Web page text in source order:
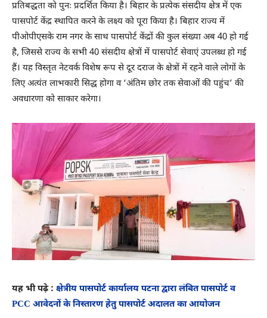
प्रतिबद्धता को पुनः प्रदर्शित किया है। बिहार के प्रत्येक संसदीय क्षेत्र में एक
पासपोर्ट केंद्र स्थापित करने के लक्ष्य को पूरा किया है। बिहार राज्य में
पीओपीएसके राम नगर के साथ पासपोर्ट केंद्रों की कुल संख्या अब 40 हो गई
है, जिससे राज्य के सभी 40 संसदीय क्षेत्रों में पासपोर्ट सेवाएं उपलब्ध हो गई
हैं। यह विस्तृत नेटवर्क विशेष रूप से दूर दराज के क्षेत्रों में रहने वाले लोगों के
लिए अत्यंत लाभकारी सिद्ध होगा व ‘अंतिम छोर तक सेवाओं की पहुंच’ की
अवधारणा को साकार करेगा।
यह भी पढ़े : क्षेत्रीय पासपोर्ट कार्यालय पटना द्वारा लंबित पासपोर्ट व
PCC आवेदनों के निस्तारण हेतु पासपोर्ट अदालत का आयोजन